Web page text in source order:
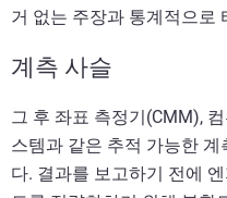
거 없는 주장과 통계적으로
계측 사슬
그 후 좌표 측정기(CMM),
스템과 같은 추적 가능한
다. 결과를 보고하기 전에